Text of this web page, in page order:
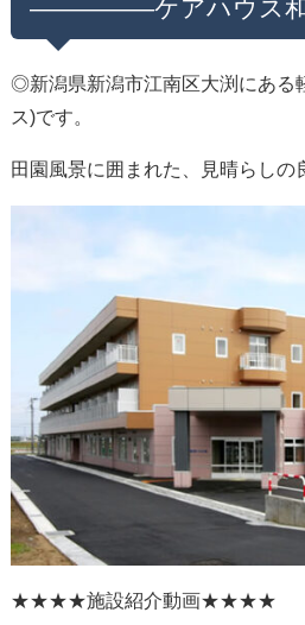
—————ケアハウス
◎新潟県新潟市江南区大渕にある
ス)です。
田園風景に囲まれた、見晴らしの
★★★★施設紹介動画★★★★